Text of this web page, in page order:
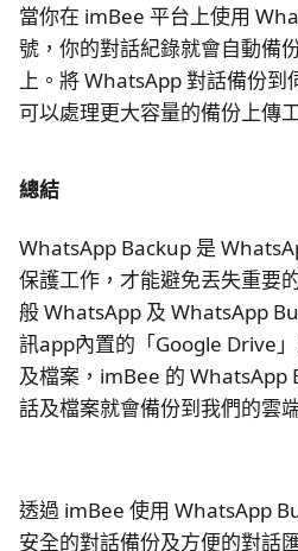
當你在 imBee 平台上使用
號，你的對話紀錄就會自動備
上。將 WhatsApp 對話備份
可以處理更大容量的備份上傳
總結
WhatsApp Backup 是
保護工作，才能避免丟失重要
般 WhatsApp 及 WhatsApp
訊app內置的「Google Drive
及檔案，imBee 的 WhatsApp
話及檔案就會備份到我們的雲
透過 imBee 使用 WhatsApp
安全的對話備份及方便的對話